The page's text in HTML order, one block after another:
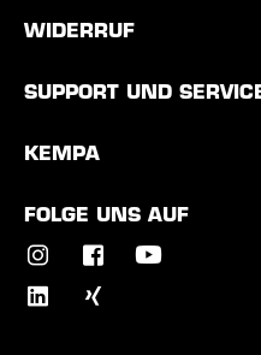
WIDERRUF
SUPPORT UND
KEMPA
FOLGE UNS AUF